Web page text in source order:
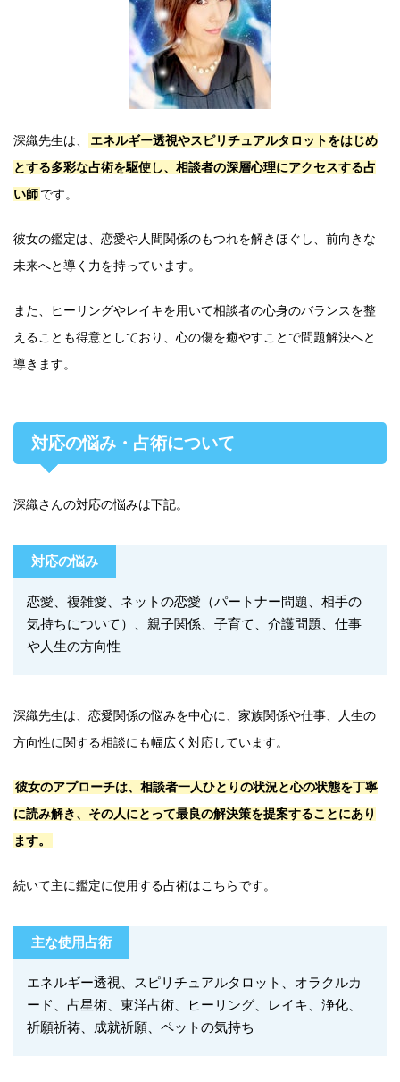
深織先生は、
エネルギー透視やスピリチュアルタロットをはじめ
とする多彩な占術を駆使し、相談者の深層心理にアクセスする占
い師です。
彼女の鑑定は、恋愛や人間関係のもつれを解きほぐし、前向きな
未来へと導く力を持っています。
また、ヒーリングやレイキを用いて相談者の心身のバランスを整
えることも得意としており、心の傷を癒やすことで問題解決へと
導きます。
対応の悩み・占術について
深織さんの対応の悩みは下記。
対応の悩み
恋愛、複雑愛、ネットの恋愛（パートナー問題、相手の
気持ちについて）、親子関係、子育て、介護問題、仕事
や人生の方向性
深織先生は、恋愛関係の悩みを中心に、家族関係や仕事、人生の
方向性に関する相談にも幅広く対応しています。
彼女のアプローチは、相談者一人ひとりの状況と心の状態を丁寧
に読み解き、その人にとって最良の解決策を提案することにあり
ます。
続いて主に鑑定に使用する占術はこちらです。
主な使用占術
エネルギー透視、スピリチュアルタロット、オラクルカ
ード、占星術、東洋占術、ヒーリング、レイキ、浄化、
祈願祈祷、成就祈願、ペットの気持ち